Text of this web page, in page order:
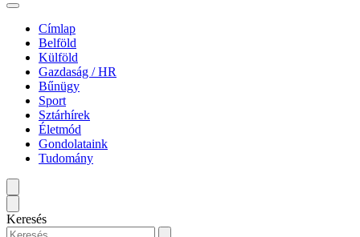
Címlap
Belföld
Külföld
Gazdaság / HR
Bűnügy
Sport
Sztárhírek
Életmód
Gondolataink
Tudomány
Keresés